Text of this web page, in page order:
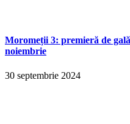
Moromeții 3: premieră de
noiembrie
30 septembrie 2024